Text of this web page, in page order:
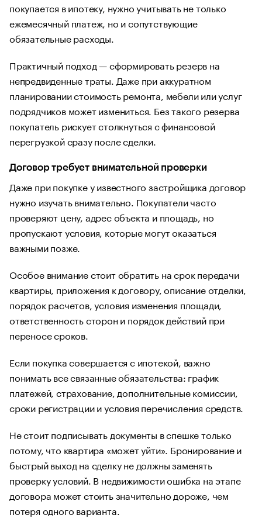
покупается в ипотеку, нужно учитывать не только
ежемесячный платеж, но и сопутствующие
обязательные расходы.
Практичный подход — сформировать резерв на
непредвиденные траты. Даже при аккуратном
планировании стоимость ремонта, мебели или услуг
подрядчиков может измениться. Без такого резерва
покупатель рискует столкнуться с финансовой
перегрузкой сразу после сделки.
Договор требует внимательной проверки
Даже при покупке у известного застройщика договор
нужно изучать внимательно. Покупатели часто
проверяют цену, адрес объекта и площадь, но
пропускают условия, которые могут оказаться
важными позже.
Особое внимание стоит обратить на срок передачи
квартиры, приложения к договору, описание отделки,
порядок расчетов, условия изменения площади,
ответственность сторон и порядок действий при
переносе сроков.
Если покупка совершается с ипотекой, важно
понимать все связанные обязательства: график
платежей, страхование, дополнительные комиссии,
сроки регистрации и условия перечисления средств.
Не стоит подписывать документы в спешке только
потому, что квартира «может уйти». Бронирование и
быстрый выход на сделку не должны заменять
проверку условий. В недвижимости ошибка на этапе
договора может стоить значительно дороже, чем
потеря одного варианта.